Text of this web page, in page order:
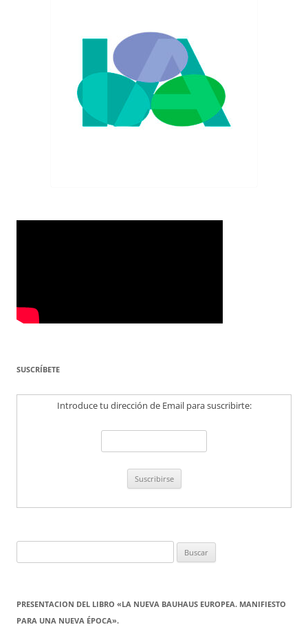
SUSCRÍBETE
Introduce tu dirección de Email para suscribirte:
PRESENTACION DEL LIBRO «LA NUEVA BAUHAUS EUROPEA. MANIFIESTO
PARA UNA NUEVA ÉPOCA».